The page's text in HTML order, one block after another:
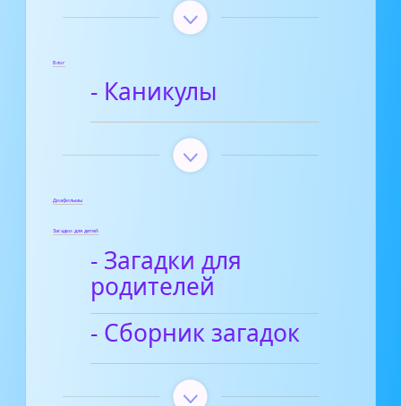
Блог
- Каникулы
Диафильмы
Загадки для детей
- Загадки для
родителей
- Сборник загадок